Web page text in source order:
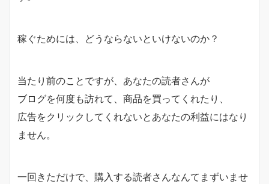
稼ぐためには、どうならないといけないのか？
当たり前のことですが、あなたの読者さんが
ブログを何度も訪れて、商品を買ってくれたり、
広告をクリックしてくれないとあなたの利益にはなり
ません。
一回きただけで、購入する読者さんなんてまずいませ